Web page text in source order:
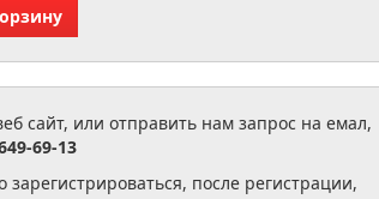
сайт, или отправить нам запрос на емал,
69-13
после регистрации,